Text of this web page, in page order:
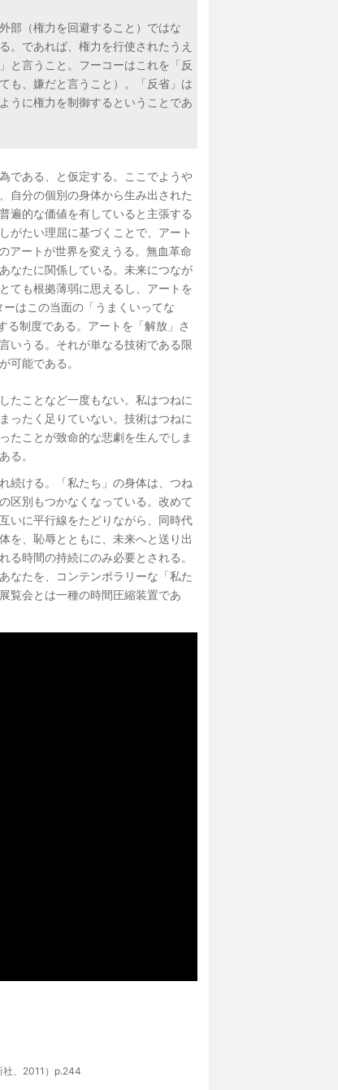
部（権力を回避すること）ではな
。であれば、権力を行使されたうえ
と言うこと。フーコーはこれを「反
も、嫌だと言うこと）。「反省」は
うに権力を制御するということであ
である、と仮定する。ここでようや
自分の個別の身体から生み出された
遍的な価値を有していると主張する
がたい理屈に基づくことで、アート
アートが世界を変えうる。無血革命
なたに関係している。未来につなが
ても根拠薄弱に思えるし、アートを
はこの当面の「うまくいってな
る制度である。アートを「解放」さ
いうる。それが単なる技術である限
可能である。
たことなど一度もない。私はつねに
ったく足りていない。技術はつねに
たことが致命的な悲劇を生んでしま
る。
続ける。「私たち」の身体は、つね
区別もつかなくなっている。改めて
いに平行線をたどりながら、同時代
を、恥辱とともに、未来へと送り出
時間の持続にのみ必要とされる。
なたを、コンテンポラリーな「私た
覧会とは一種の時間圧縮装置であ
、2011）p.244